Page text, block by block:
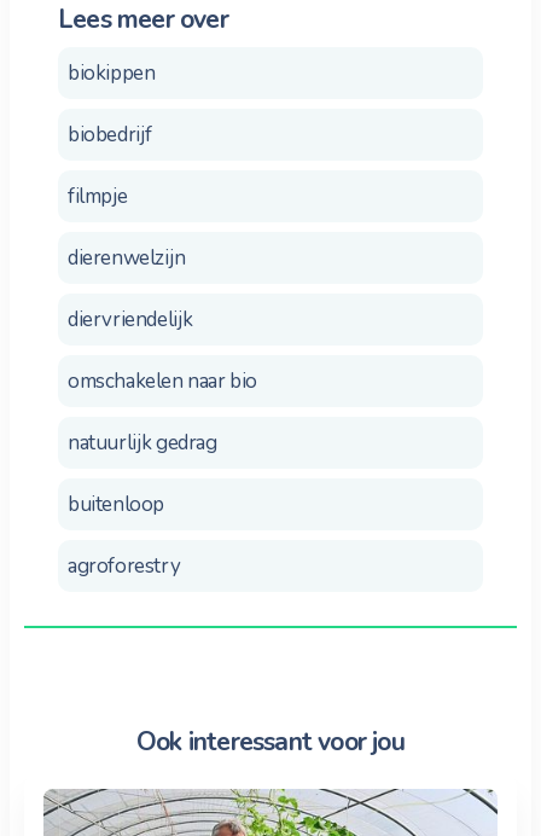
Lees meer over
biokippen
biobedrijf
filmpje
dierenwelzijn
diervriendelijk
omschakelen naar bio
natuurlijk gedrag
buitenloop
agroforestry
Ook interessant voor jou